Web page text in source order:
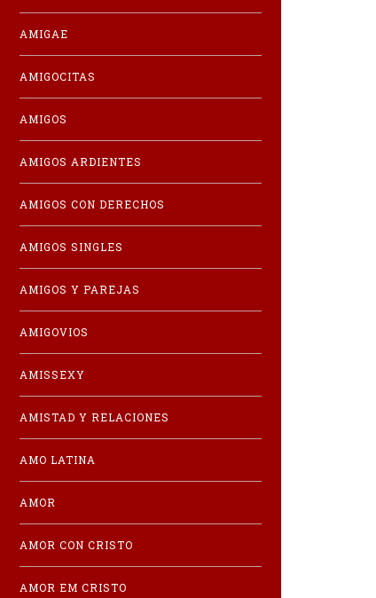
AMIGAE
AMIGOCITAS
AMIGOS
AMIGOS ARDIENTES
AMIGOS CON DERECHOS
AMIGOS SINGLES
AMIGOS Y PAREJAS
AMIGOVIOS
AMISSEXY
AMISTAD Y RELACIONES
AMO LATINA
AMOR
AMOR CON CRISTO
AMOR EM CRISTO